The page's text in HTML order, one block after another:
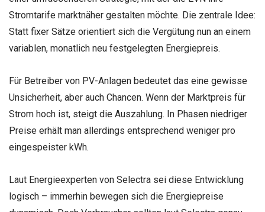
Stromtarife marktnäher gestalten möchte. Die zentrale Idee:
Statt fixer Sätze orientiert sich die Vergütung nun an einem
variablen, monatlich neu festgelegten Energiepreis.
Für Betreiber von PV-Anlagen bedeutet das eine gewisse
Unsicherheit, aber auch Chancen. Wenn der Marktpreis für
Strom hoch ist, steigt die Auszahlung. In Phasen niedriger
Preise erhält man allerdings entsprechend weniger pro
eingespeister kWh.
Laut Energieexperten von Selectra sei diese Entwicklung
logisch – immerhin bewegen sich die Energiepreise